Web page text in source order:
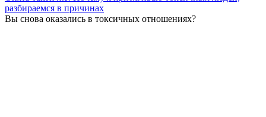
разбираемся в причинах
Вы снова оказались в токсичных отношениях?